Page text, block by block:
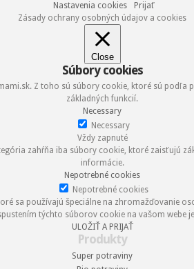
Nastavenia cookies
Prijať
Zásady ochrany osobných údajov a cookies
Close
Súbory cookies
Z toho sú súbory cookie, ktoré sú
základných funkcií.
Necessary
Necessary
Vždy zapnuté
zahŕňa iba súbory cookie, ktoré zaisťujú
informácie.
Nepotrebné cookies
Nepotrebné cookies
sa používajú špeciálne na zhromažďovanie
týchto súborov cookie na vašom webe
ULOŽIŤ A PRIJAŤ
Produkty
Super potraviny